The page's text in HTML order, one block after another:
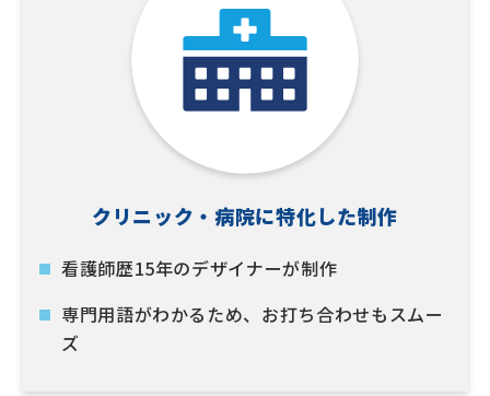
クリニック・病院に特化した制作
看護師歴15年のデザイナーが制作
専門用語がわかるため、お打ち合わせもスムー
ズ